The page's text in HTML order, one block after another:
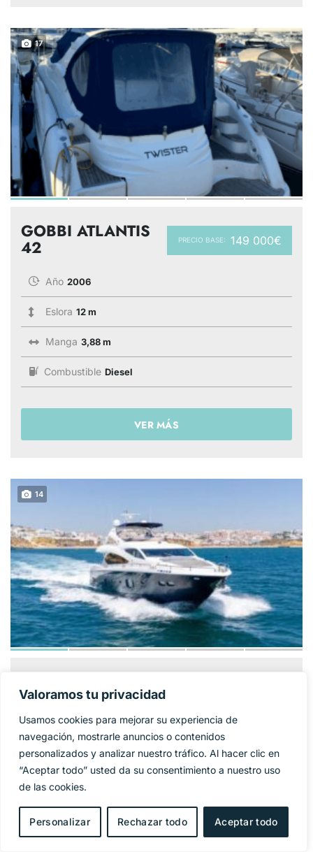
Valoramos tu privacidad
Usamos cookies para mejorar su experiencia de
navegación, mostrarle anuncios o contenidos
personalizados y analizar nuestro tráfico. Al hacer clic en
“Aceptar todo” usted da su consentimiento a nuestro uso
de las cookies.
Personalizar Rechazar todo Aceptar todo
17
PRECIO BASE: 149 000€
GOBBI ATLANTIS
42
Año 2006
Eslora 12 m
Manga 3,88 m
Combustible Diesel
VER MÁS
14
YACHT
Año 2009
27 m
Manga 6,4 m
Combustible Diesel